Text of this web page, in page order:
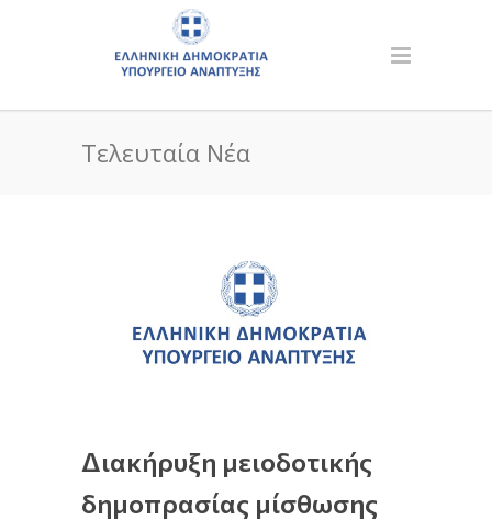
Τελευταία Νέα
Διακήρυξη μειοδοτικής
δημοπρασίας μίσθωσης